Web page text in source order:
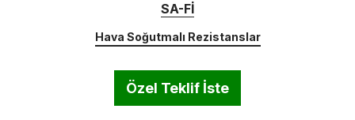
SA-Fİ
Hava Soğutmalı Rezistanslar
Özel Teklif İste